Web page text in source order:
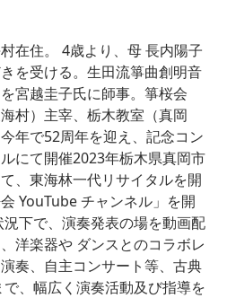
在住。 4歳より、母 長内陽子
を受ける。生田流箏曲創明音
宮越圭子氏に師事。箏桜会
村）主宰、栃木教室（真岡
年で52周年を迎え、記念コン
にて開催2023年栃木県真岡市
、東海林一代リサイタルを開
YouTube チャンネル」を開
下で、演奏発表の場を動画配
洋楽器や ダンスとのコラボレ
奏、自主コンサート等、古典
、幅広く演奏活動及び指導を